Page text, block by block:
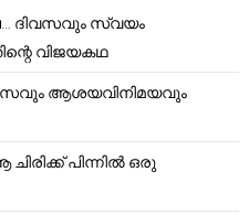
ദിവസവും സ്വയം
വിജയകഥ
ആശയവിനിമയവും
പിന്നിൽ ഒരു